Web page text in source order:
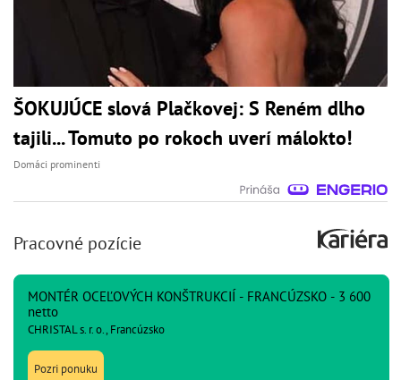
ŠOKUJÚCE slová Plačkovej: S Reném dlho
tajili... Tomuto po rokoch uverí málokto!
Domáci prominenti
Pracovné pozície
MONTÉR OCEĽOVÝCH KONŠTRUKCIÍ - FRANCÚZSKO - 3 600
netto
CHRISTAL s. r. o., Francúzsko
Pozri ponuku